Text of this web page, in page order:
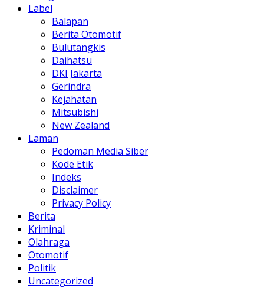
Label
Balapan
Berita Otomotif
Bulutangkis
Daihatsu
DKI Jakarta
Gerindra
Kejahatan
Mitsubishi
New Zealand
Laman
Pedoman Media Siber
Kode Etik
Indeks
Disclaimer
Privacy Policy
Berita
Kriminal
Olahraga
Otomotif
Politik
Uncategorized